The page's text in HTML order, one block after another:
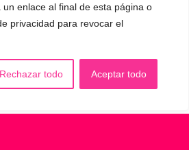
un enlace al final de esta página o
privacidad para revocar el
Rechazar todo Aceptar todo